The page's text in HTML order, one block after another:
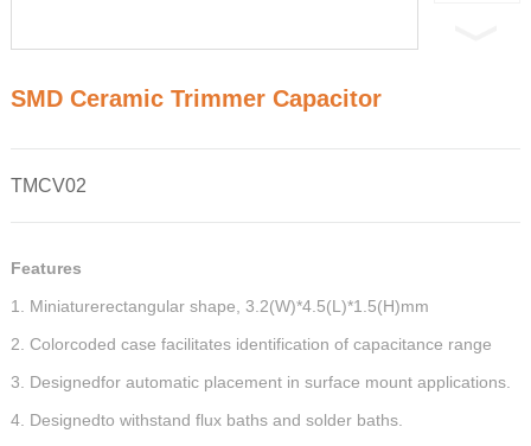
SMD Ceramic Trimmer Capacitor
TMCV02
Features
1. Miniaturerectangular shape, 3.2(W)*4.5(L)*1.5(H)mm
2. Colorcoded case facilitates identification of capacitance range
3. Designedfor automatic placement in surface mount applications.
4. Designedto withstand flux baths and solder baths.